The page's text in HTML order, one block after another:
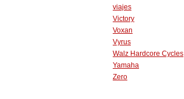
viajes
Victory
Voxan
Vyrus
Walz Hardcore Cycles
Yamaha
Zero